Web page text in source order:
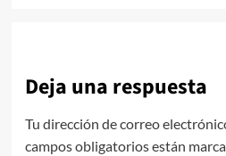
Deja una respuesta
Tu dirección de correo
campos obligatorios están